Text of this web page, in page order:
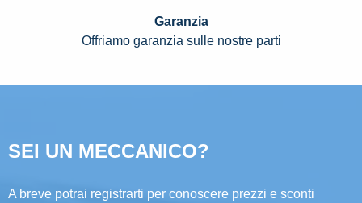
Garanzia
Offriamo garanzia sulle nostre parti
SEI UN MECCANICO?
A breve potrai registrarti per conoscere prezzi e sconti